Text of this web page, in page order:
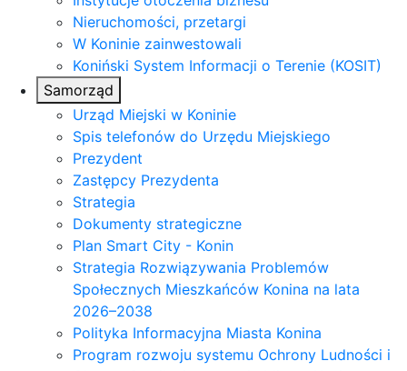
Nieruchomości, przetargi
W Koninie zainwestowali
Koniński System Informacji o Terenie (KOSIT)
Samorząd
Urząd Miejski w Koninie
Spis telefonów do Urzędu Miejskiego
Prezydent
Zastępcy Prezydenta
Strategia
Dokumenty strategiczne
Plan Smart City - Konin
Strategia Rozwiązywania Problemów
Społecznych Mieszkańców Konina na lata
2026–2038
Polityka Informacyjna Miasta Konina
Program rozwoju systemu Ochrony Ludności i